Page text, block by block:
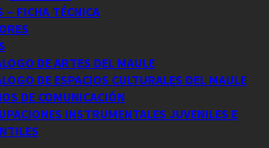
– FICHA TÉCNICA
DE ARTES DEL MAULE
DE ESPACIOS CULTURALES DEL MAULE
DE COMUNICACIÓN
INSTRUMENTALES JUVENILES E